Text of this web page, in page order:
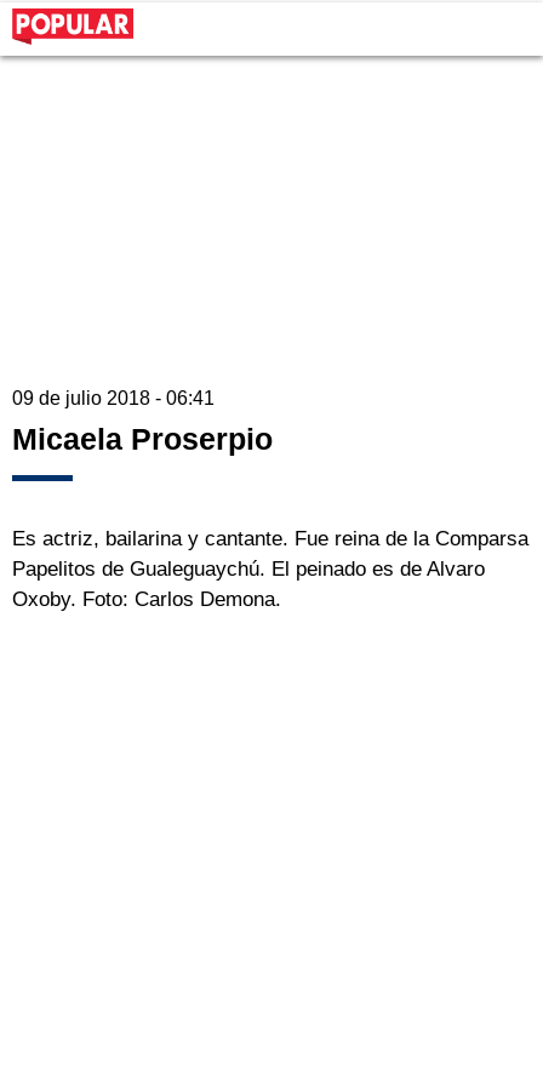
09 de julio 2018 - 06:41
Micaela Proserpio
Es actriz, bailarina y cantante. Fue reina de la Comparsa
Papelitos de Gualeguaychú. El peinado es de Alvaro
Oxoby. Foto: Carlos Demona.